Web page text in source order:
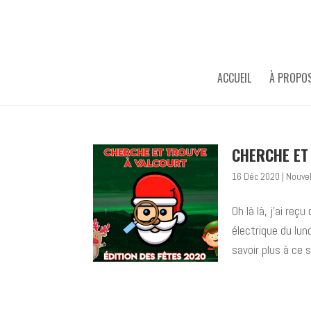
ACCUEIL À
CHERCHE
16 Déc 2020 |
Oh là là, j’ai
électrique du
savoir plus à ce